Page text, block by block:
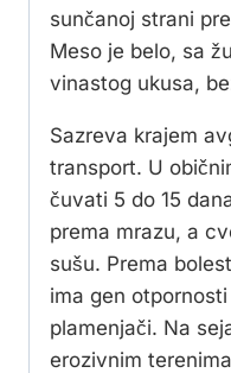
sunčanoj strani
Meso je belo, sa
vinastog ukusa,
Sazreva krajem
transport. U
čuvati 5 do 15
prema mrazu, a
sušu. Prema
ima gen
plamenjači. Na
erozivnim